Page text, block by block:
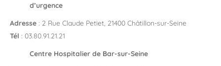
d’urgence
Adresse : 2 Rue Claude Petiet, 21400 Châtillon-sur-Seine
Tél : 03.80.91.21.21
Centre Hospitalier de Bar-sur-Seine